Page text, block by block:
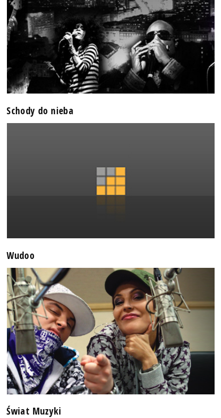
Schody do nieba
Wudoo
Świat Muzyki